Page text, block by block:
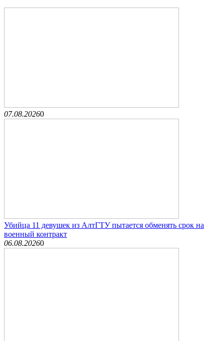
07.08.20260
Убийца 11 девушек из АлтГТУ пытается обменять срок на
военный контракт
06.08.20260